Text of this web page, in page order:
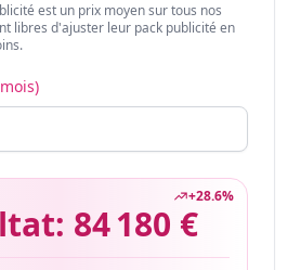
est un prix moyen sur tous nos
libres d'ajuster leur pack publicité en
+28.6%
84 180 €